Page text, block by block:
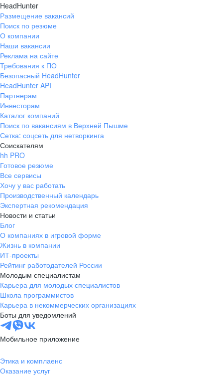
HeadHunter
Размещение вакансий
Поиск по резюме
О компании
Наши вакансии
Реклама на сайте
Требования к ПО
Безопасный HeadHunter
HeadHunter API
Партнерам
Инвесторам
Каталог компаний
Поиск по вакансиям в Верхней Пышме
Сетка: соцсеть для нетворкинга
Соискателям
hh PRO
Готовое резюме
Все сервисы
Хочу у вас работать
Производственный календарь
Экспертная рекомендация
Новости и статьи
Блог
О компаниях в игровой форме
Жизнь в компании
ИТ-проекты
Рейтинг работодателей России
Молодым специалистам
Карьера для молодых специалистов
Школа программистов
Карьера в некоммерческих организациях
Боты для уведомлений
Мобильное приложение
Этика и комплаенс
Оказание услуг